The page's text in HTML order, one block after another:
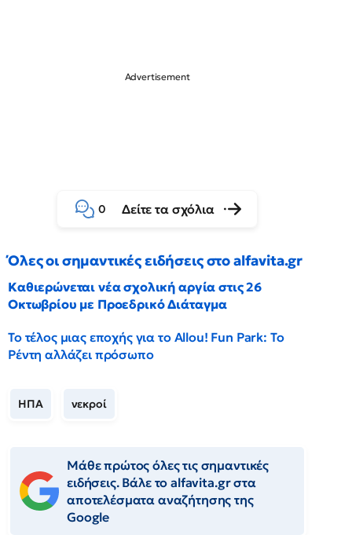
0 Δείτε τα σχόλια
Όλες οι σημαντικές ειδήσεις στο alfavita.gr
Καθιερώνεται νέα σχολική αργία στις 26
Οκτωβρίου με Προεδρικό Διάταγμα
Το τέλος μιας εποχής για το Allou! Fun Park: Το
Ρέντη αλλάζει πρόσωπο
ΗΠΑ νεκροί
Μάθε πρώτος όλες τις σημαντικές
ειδήσεις. Βάλε το alfavita.gr στα
αποτελέσματα αναζήτησης της
Google